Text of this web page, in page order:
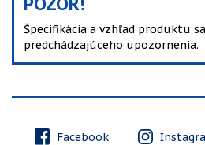
Špecifikácia a vzhľad produktu
predchádzajúceho upozornenia.
Facebook